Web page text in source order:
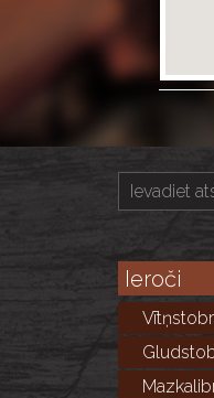
Ieroči